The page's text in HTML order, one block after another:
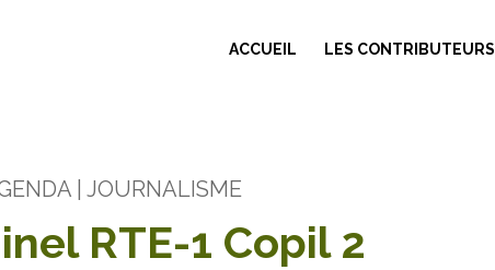
ACCUEIL LES CONTRIBUTEURS
| JOURNALISME
RTE-1 Copil 2